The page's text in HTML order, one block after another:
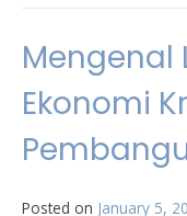
Mengenal
Ekonomi
Posted on January 5,